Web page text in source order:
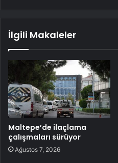
İlgili Makaleler
Maltepe’de ilaçlama
çalışmaları sürüyor
Ağustos 7, 2026